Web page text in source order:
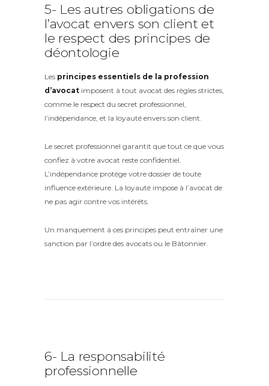
5- Les autres obligations de
l’avocat envers son client et
le respect des principes de
déontologie
Les principes essentiels de la profession
d’avocat imposent à tout avocat des règles strictes,
comme le respect du secret professionnel,
l’indépendance, et la loyauté envers son client.
Le secret professionnel garantit que tout ce que vous
confiez à votre avocat reste confidentiel.
L’indépendance protège votre dossier de toute
influence extérieure. La loyauté impose à l’avocat de
ne pas agir contre vos intérêts.
Un manquement à ces principes peut entraîner une
sanction par l’ordre des avocats ou le Bâtonnier.
6- La responsabilité
professionnelle